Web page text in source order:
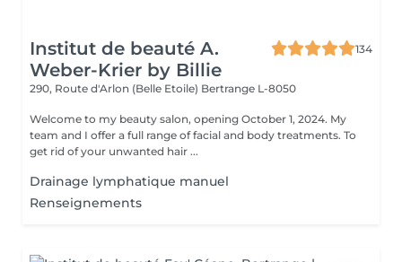
Institut de beauté A.
Weber-Krier by Billie
134
290, Route d'Arlon (Belle Etoile) Bertrange L-8050
Welcome to my beauty salon, opening October 1, 2024. My
team and I offer a full range of facial and body treatments. To
get rid of your unwanted hair ...
Drainage lymphatique manuel
Renseignements